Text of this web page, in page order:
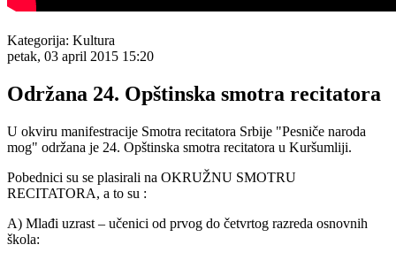
Kategorija: Kultura
petak, 03 april 2015 15:20
Održana 24. Opštinska smotra recitatora
U okviru manifestracije Smotra recitatora Srbije "Pesniče naroda
mog" održana je 24. Opštinska smotra recitatora u Kuršumliji.
Pobednici su se plasirali na OKRUŽNU SMOTRU
RECITATORA, a to su :
A) Mlađi uzrast – učenici od prvog do četvrtog razreda osnovnih
škola: